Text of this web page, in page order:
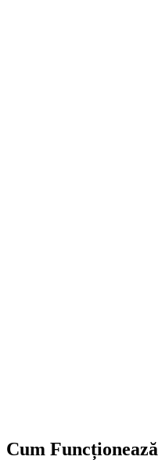
Cum Funcționează